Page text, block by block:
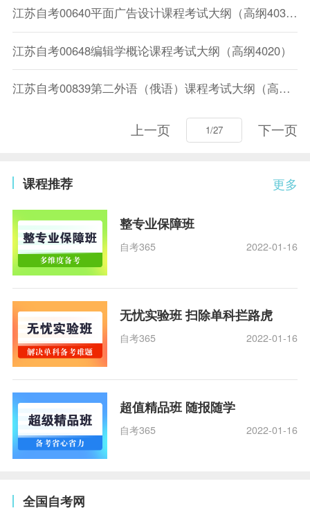
江苏自考00640平面广告设计课程考试大纲（高纲4032）
江苏自考00648编辑学概论课程考试大纲（高纲4020）
江苏自考00839第二外语（俄语）课程考试大纲（高纲4065）
上一页 下一页
更多
课程推荐
整专业保障班
自考365 2022-01-16
无忧实验班 扫除单科拦路虎
自考365 2022-01-16
超值精品班 随报随学
自考365 2022-01-16
全国自考网